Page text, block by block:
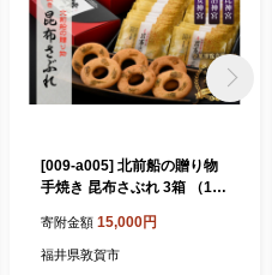
[009-a005] 北前船の贈り物
手焼き 昆布さぶれ 3箱 （1箱
菓子 焼き菓子 お中元 お歳暮
ギフト 贈り物 プレゼント】
寄附金額 15,000円
福井県敦賀市